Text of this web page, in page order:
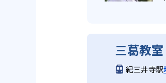
三葛教室
紀三井寺駅